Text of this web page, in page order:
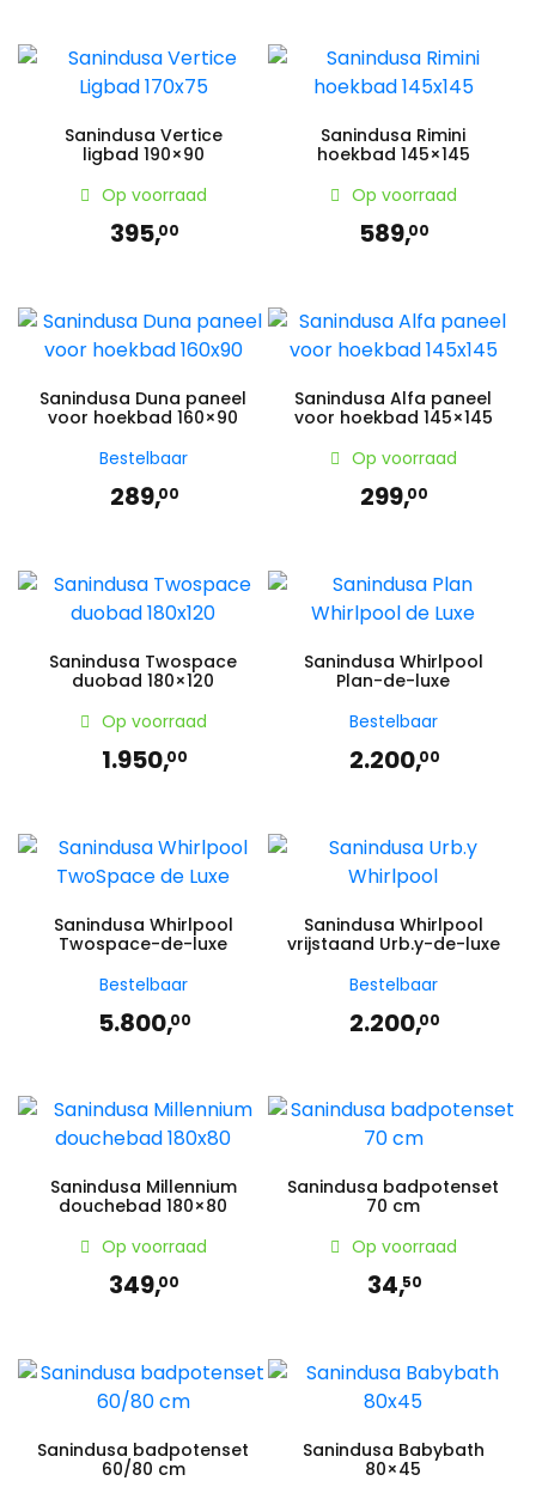
Sanindusa Vertice
ligbad 190×90
Op voorraad
395,00
Sanindusa Rimini
hoekbad 145×145
Op voorraad
589,00
Sanindusa Duna paneel
voor hoekbad 160×90
Bestelbaar
289,00
Sanindusa Alfa paneel
voor hoekbad 145×145
Op voorraad
299,00
Sanindusa Twospace
duobad 180×120
Op voorraad
1.950,00
Sanindusa Whirlpool
Plan-de-luxe
Bestelbaar
2.200,00
Sanindusa Whirlpool
Twospace-de-luxe
Bestelbaar
5.800,00
Sanindusa Whirlpool
vrijstaand Urb.y-de-luxe
Bestelbaar
2.200,00
Sanindusa Millennium
douchebad 180×80
Op voorraad
349,00
Sanindusa badpotenset
70 cm
Op voorraad
34,50
Sanindusa badpotenset
60/80 cm
Sanindusa Babybath
80×45